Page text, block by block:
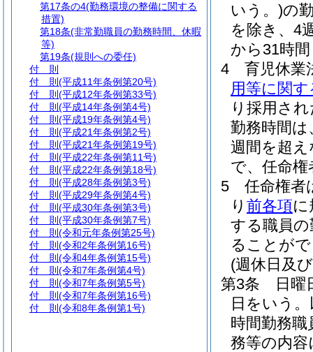
いう。)の
を除き、4
から31時
4
育児休業
用等に関
り採用さ
勤務時間は
週間を超
で、任命
5
任命権者
り 前各項に
する職員
ることが
(週休日及
第3条
日曜
日をいう
時間勤務
務等の内
第17条の4(勤務環境の整備に関する
措置)
第18条(非常勤職員の勤務時間、休暇
等)
第19条(規則への委任)
付 則
付 則 (平成11年条例第20号)
付 則 (平成12年条例第33号)
付 則 (平成14年条例第4号)
付 則 (平成19年条例第4号)
付 則 (平成21年条例第2号)
付 則 (平成21年条例第19号)
付 則 (平成22年条例第11号)
付 則 (平成22年条例第18号)
付 則 (平成28年条例第3号)
付 則 (平成29年条例第4号)
付 則 (平成30年条例第3号)
付 則 (平成30年条例第7号)
付 則 (令和元年条例第25号)
付 則 (令和2年条例第16号)
付 則 (令和4年条例第15号)
付 則 (令和7年条例第4号)
付 則 (令和7年条例第5号)
付 則 (令和7年条例第16号)
付 則 (令和8年条例第1号)